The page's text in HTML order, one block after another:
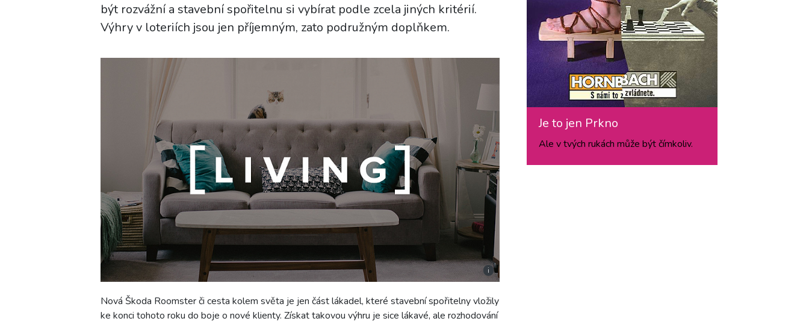
být rozvážní a stavební spořitelnu si vybírat podle zcela jiných kritérií.
Výhry v loteriích jsou jen příjemným, zato podružným doplňkem.
i
Nová Škoda Roomster či cesta kolem světa je jen část lákadel, které stavební spořitelny vložily
ke konci tohoto roku do boje o nové klienty. Získat takovou výhru je sice lákavé, ale rozhodování
Je to jen Prkno
Ale v tvých rukách může být čímkoliv.